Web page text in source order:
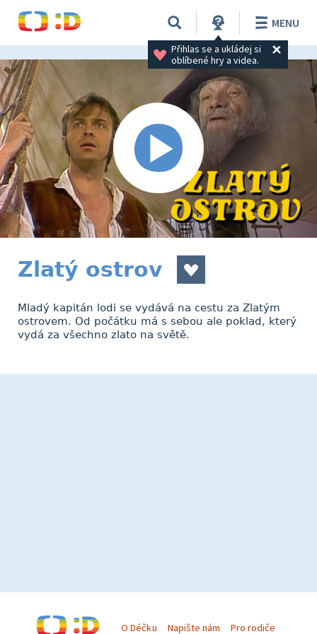
Přihlas se a ukládej si
oblíbené hry a videa.
MENU
Zlatý ostrov
Mladý kapitán lodi se vydává na cestu za Zlatým
ostrovem. Od počátku má s sebou ale poklad, který
vydá za všechno zlato na světě.
O Déčku Napište nám Pro rodiče